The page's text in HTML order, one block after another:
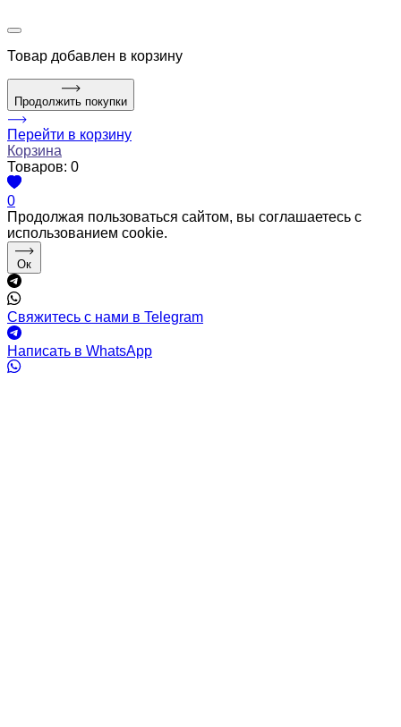
Товар добавлен в корзину
Продолжить покупки
Перейти в корзину
Корзина
Товаров: 0
0
Продолжая пользоваться сайтом, вы соглашаетесь с
использованием cookie.
Ок
Свяжитесь с нами в Telegram
Написать в WhatsApp